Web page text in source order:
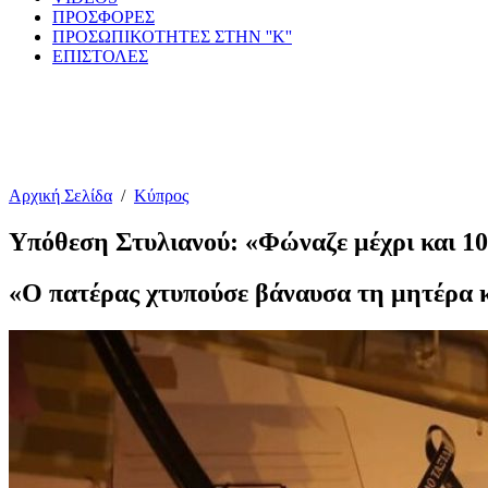
ΠΡΟΣΦΟΡΕΣ
ΠΡΟΣΩΠΙΚΟΤΗΤΕΣ ΣΤΗΝ ''Κ''
ΕΠΙΣΤΟΛΕΣ
Αρχική Σελίδα / Κύπρος
Υπόθεση Στυλιανού: «Φώναζε μέχρι και
«Ο πατέρας χτυπούσε βάναυσα τη μητέρα